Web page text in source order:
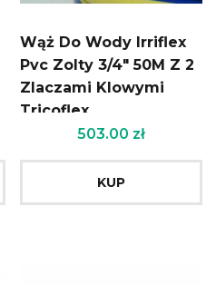
Wąż Do Wody Irriflex
Pvc Zolty 3/4″ 50M Z 2
Zlaczami Klowymi
Tricoflex
503.00 zł
KUP